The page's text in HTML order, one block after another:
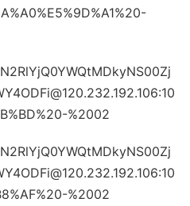
%2002
%2002